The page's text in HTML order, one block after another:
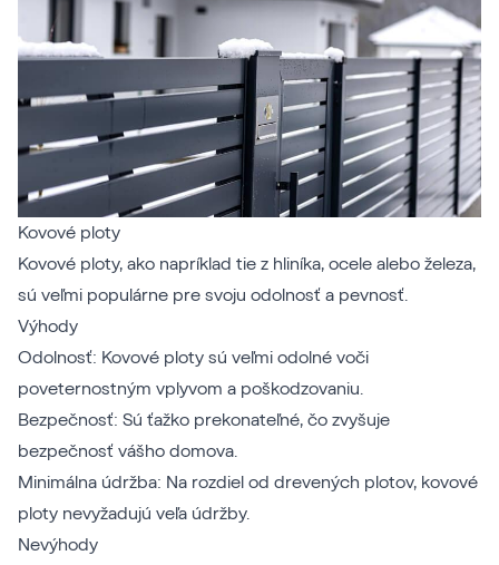
Kovové ploty
Kovové ploty, ako napríklad tie z hliníka, ocele alebo železa,
sú veľmi populárne pre svoju odolnosť a pevnosť.
Výhody
Odolnosť: Kovové ploty sú veľmi odolné voči
poveternostným vplyvom a poškodzovaniu.
Bezpečnosť: Sú ťažko prekonateľné, čo zvyšuje
bezpečnosť vášho domova.
Minimálna údržba: Na rozdiel od drevených plotov, kovové
ploty nevyžadujú veľa údržby.
Nevýhody